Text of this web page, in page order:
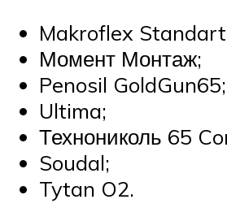
Makroflex
Момент Монтаж;
Penosil GoldGun65;
Ultima;
Технониколь 65
Soudal;
Tytan O2.